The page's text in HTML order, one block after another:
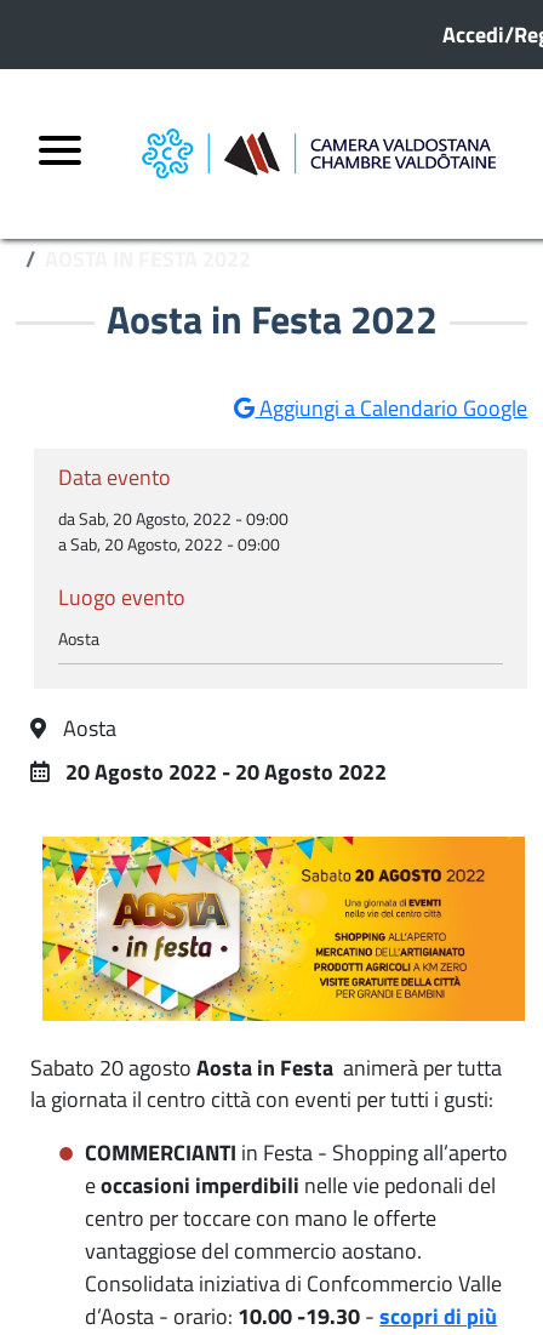
Menu
Accedi/
Aosta in Festa 2022
Aggiungi a Calendario Google
Data evento
da Sab, 20 Agosto, 2022 - 09:00
a Sab, 20 Agosto, 2022 - 09:00
Luogo evento
Aosta
Aosta
20 Agosto 2022 - 20 Agosto 2022
Sabato 20 agostoAosta in Festa animerà per tutta
la giornata il centro città con eventi per tutti i gusti:
COMMERCIANTI in Festa - Shopping all’aperto
eoccasioni imperdibili nelle vie pedonali del
centro per toccare con mano le offerte
vantaggiose del commercio aostano.
Consolidata iniziativa di Confcommercio Valle
d’Aosta - orario: 10.00 -19.30-scopri di più